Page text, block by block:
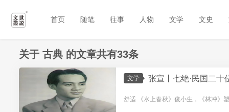
首页 随笔 往事 人物 文学 文史
关于 古典 的文章共有33条
文学 张宣丨七绝·民国二十
舒适 《水上春秋》俊小生，《林冲》